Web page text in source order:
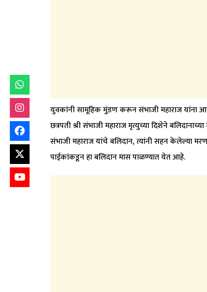
युवकांनी सामूहिक मुंडण करून संभाजी महाराज यांना
छत्रपती श्री संभाजी महाराज मृत्युच्या दिशेने
संभाजी महाराज यांचे बलिदान, त्यांनी सहन केलेल्या
पाईकांकडून हा बलिदान मास पाळण्यात येत आहे.